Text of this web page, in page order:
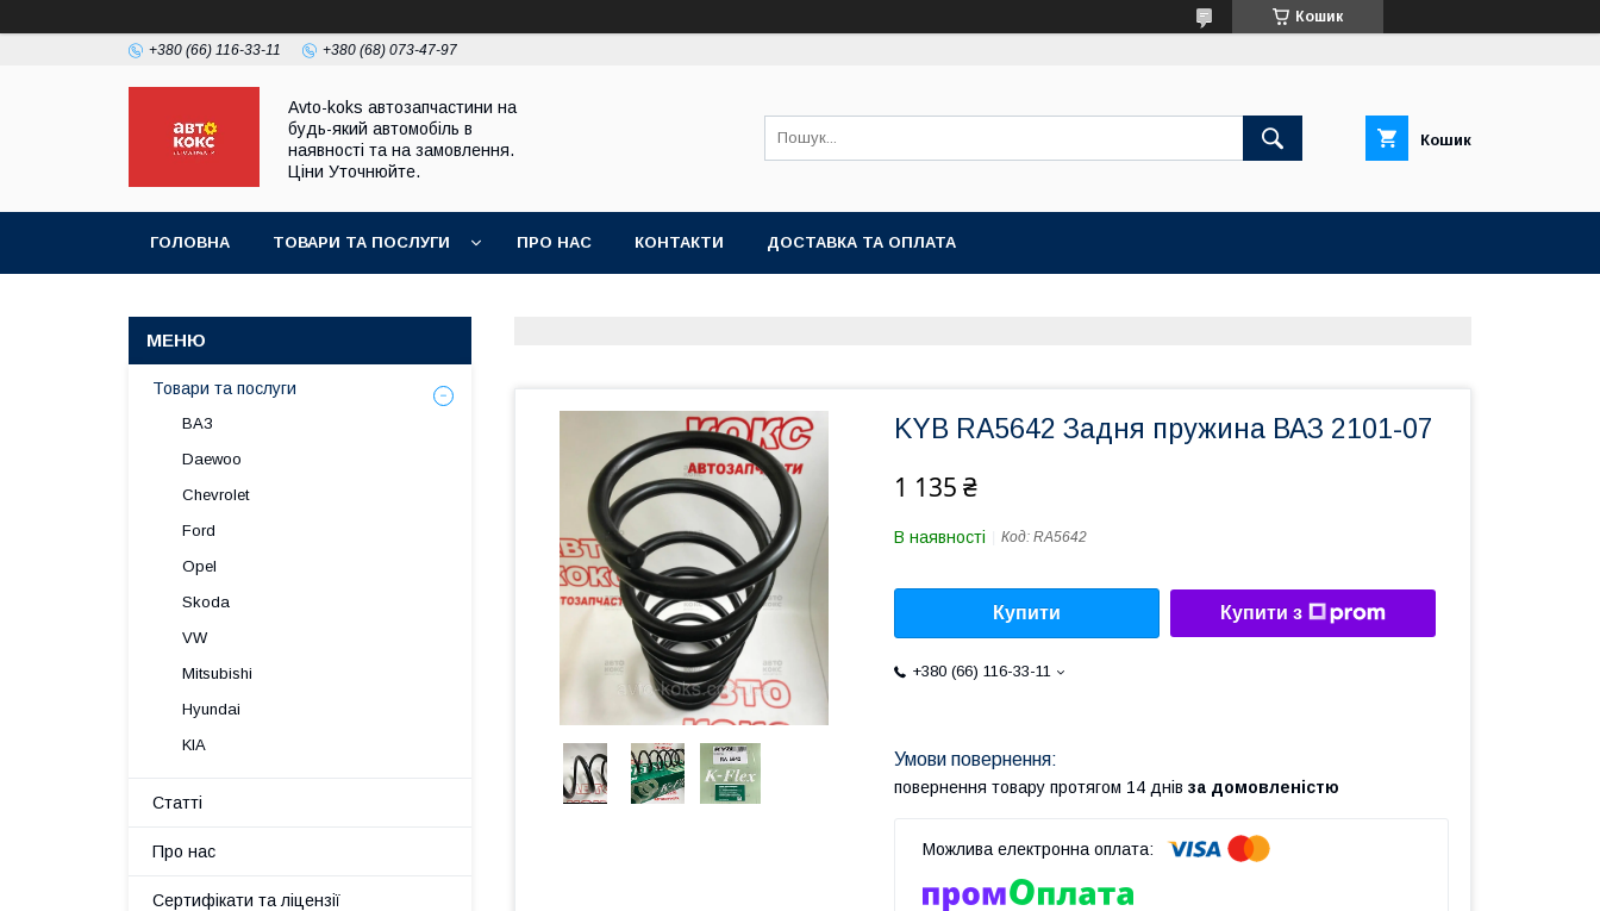
Кошик
+380 (66) 116-33-11 +380 (68) 073-47-97
Avto-koks автозапчастини на
будь-який автомобіль в
наявності та на замовлення.
Ціни Уточнюйте.
Кошик
ГОЛОВНА ТОВАРИ ТА ПОСЛУГИ ПРО НАС КОНТАКТИ ДОСТАВКА ТА ОПЛАТА
KYB RA5642 Задня пружина ВАЗ 2101-07
1 135 ₴
В наявності Код: RA5642
Купити Купити з
+380 (66) 116-33-11
повернення товару протягом 14 днів за домовленістю
Товари та послуги
ВАЗ
Daewoo
Chevrolet
Ford
Opel
Skoda
VW
Mitsubishi
Hyundai
KIA
Статті
Про нас
Сертифікати та ліцензії